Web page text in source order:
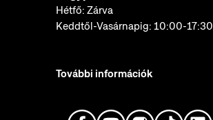
Hétfő: Zárva
Keddtől-Vasárnapig: 10:00-17:30
További információk